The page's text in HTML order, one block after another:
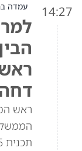
14:27 עמדה
ראש